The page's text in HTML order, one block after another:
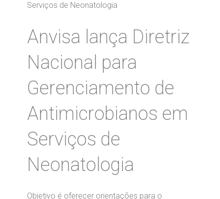
Serviços de Neonatologia
Anvisa lança Diretriz
Nacional para
Gerenciamento de
Antimicrobianos em
Serviços de
Neonatologia
Objetivo é oferecer orientações para o